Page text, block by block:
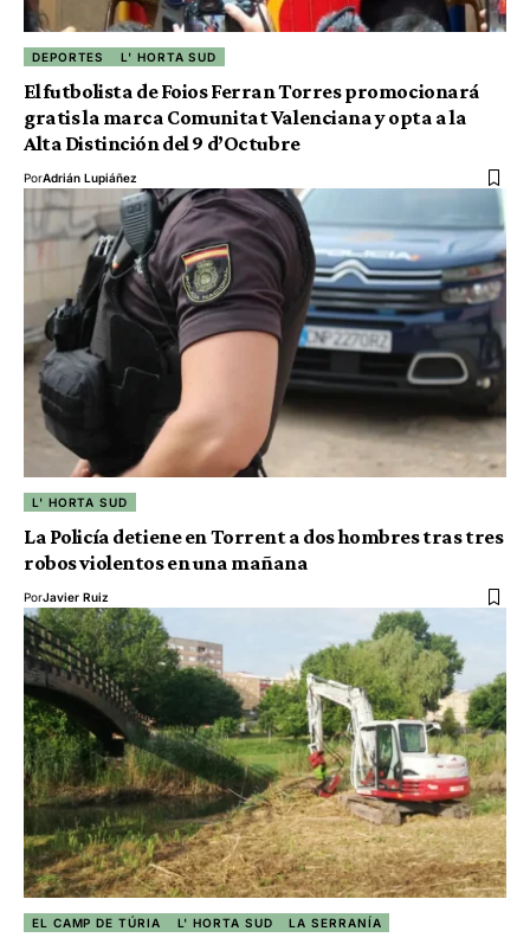
DEPORTES L' HORTA SUD
El futbolista de Foios Ferran Torres promocionará
gratis la marca Comunitat Valenciana y opta a la
Alta Distinción del 9 d’Octubre
PorAdrián Lupiáñez
L' HORTA SUD
La Policía detiene en Torrent a dos hombres tras tres
robos violentos en una mañana
PorJavier Ruiz
EL CAMP DE TÚRIA L' HORTA SUD LA SERRANÍA